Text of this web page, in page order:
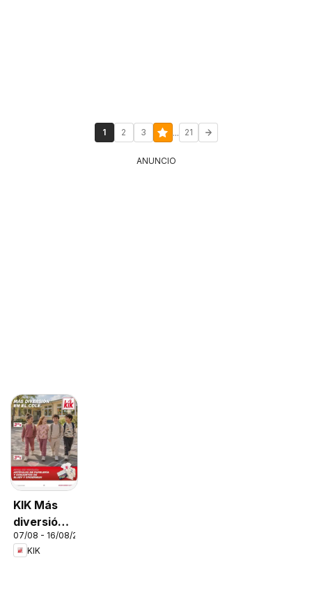
1 2 3 ... 21
ANUNCIO
KIK Más
diversión
en el cole
07/08 - 16/08/2026
KIK